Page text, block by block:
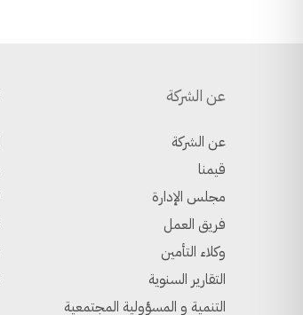
عن الشركة
عن الشركة
قيمنا
مجلس الإدارة
فريق العمل
وكلاء التأمين
التقارير السنوية
التنمية و المسؤولية المجتمعية